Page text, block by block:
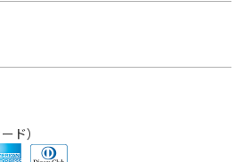
ド）
アメリカン・エキスプレス
ダイナースクラブカード